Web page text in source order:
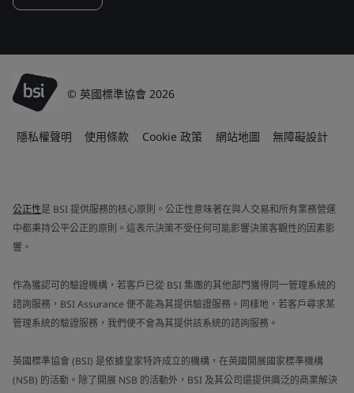
© 英國標準協會 2026
隱私權聲明 使用條款 Cookie 政策 網站地圖 無障礙設計
公正性是 BSI 提供服務的核心原則。公正性意味著在與人交易和所有業務營運
中都秉持公平公正的原則。這表示決策不受任何可能影響決策客觀性的因素影
響。
作為獲認可的驗證機構，若客戶已從 BSI 集團的其他部門獲得同一管理系統的
諮詢服務，BSI Assurance 便不能為其提供驗證服務。同樣地，若客戶尋求某
管理系統的驗證服務，我們便不會為其提供該系統的諮詢服務。
英國標準協會 (BSI) 是依據皇家特許成立的機構，在英國開展國家標準機構
(NSB) 的活動。除了開展 NSB 的活動外，BSI 及其公司還提供廣泛的商業解決